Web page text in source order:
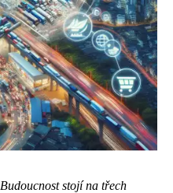
Budoucnost stojí na třech